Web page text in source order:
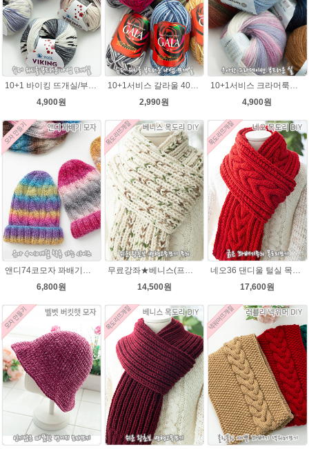
10+1 바이킹 뜨개실/부드러운 나염 아기털실 목도리실 Viking Yarn
4,900원
10+1서비스 갈라울 40g(130m) 슈퍼워시울 뜨개실 스웨터 뜨개질옷 털실
2,990원
10+1서비스 크라머룩스 털실/부드러운 나염뜨개실 목도리뜨개질 수입 그라데이션털실
4,900원
6,800원
14,500원
17,600원